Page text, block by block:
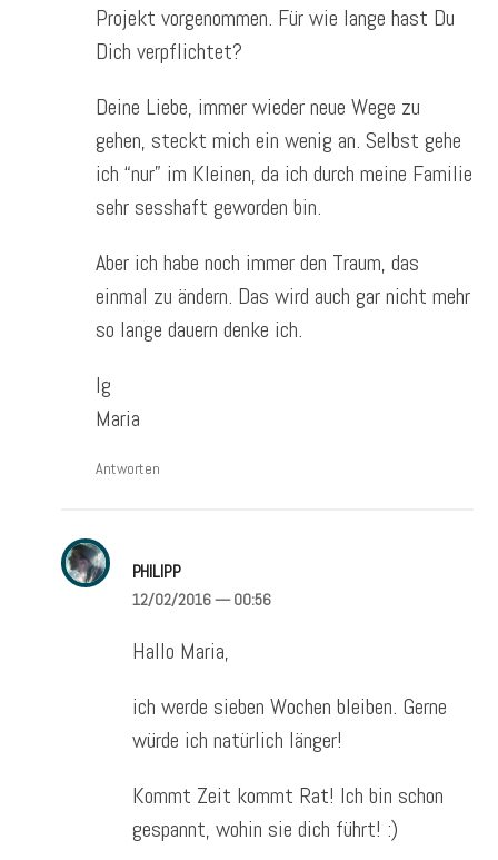
Projekt vorgenommen. Für wie lange hast Du
Dich verpflichtet?
Deine Liebe, immer wieder neue Wege zu
gehen, steckt mich ein wenig an. Selbst gehe
ich “nur” im Kleinen, da ich durch meine Familie
sehr sesshaft geworden bin.
Aber ich habe noch immer den Traum, das
einmal zu ändern. Das wird auch gar nicht mehr
so lange dauern denke ich.
lg
Maria
Antworten
PHILIPP
12/02/2016— 00:56
Hallo Maria,
ich werde sieben Wochen bleiben. Gerne
würde ich natürlich länger!
Kommt Zeit kommt Rat! Ich bin schon
gespannt, wohin sie dich führt! :)